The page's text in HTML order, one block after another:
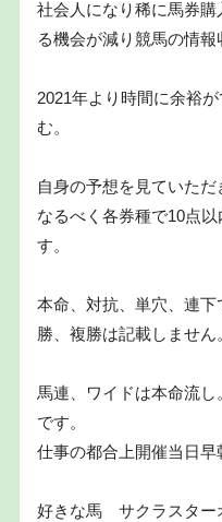
社会人になり稀に馬券
る機会が減り競馬の情報
2021年より時間に余裕
む。
自身の予想を見ていただ
なるべく各券種で10点
す。
本命、対抗、単穴、連
勝、複勝は記載しません
馬連、ワイドは本命流
です。
仕事の都合上開催当日早
好きな馬 サクラスタ